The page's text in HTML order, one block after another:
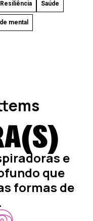
Resiliência Saúde
mental
e
que
formas de